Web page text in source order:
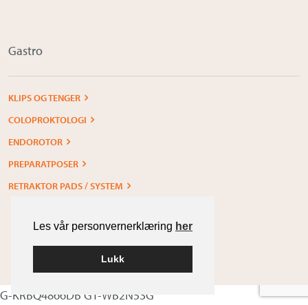
Les vår personvernerklæring her
Lukk
Gastro
KLIPS OG TENGER
COLOPROKTOLOGI
ENDOROTOR
PREPARATPOSER
RETRAKTOR PADS / SYSTEM
G-KRBQ4866DB GT-WB2N53G